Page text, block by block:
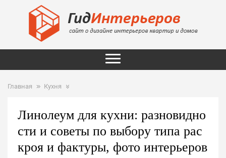
Главная Кухня
Линолеум для кухни: разновидно
сти и советы по выбору типа рас
кроя и фактуры, фото интерьеров